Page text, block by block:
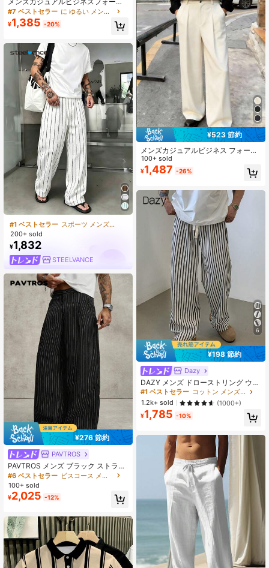
ルパンツ、ファッショナブルなミニ
マリストマルチユース スーツパンツ
#7 ベストセラー に ゆるい メンズスーツパンツ
¥1,385 -20%
#1 ベストセラー
スポーツ メンズパンツ
200+ sold
¥1,832
STEELVANCE
¥276 節約
PAVTROS
PAVTROS メンズ ブラック ストライ
プ パンツ、ルーズ ワイドレッグ ス
ーツ ズボン、カジュアル ファッショ
ン 汎用性のある ストレートレッグ
パンツ
#6 ベストセラー
ビスコース メンズパンツ
100+ sold
¥2,025 -12%
¥523 節約
メンズカジュアルビジネス フォーマ
ル ワイドレッグ ルーズスーツパン
ツ、多用途&ミニマリスト
100+ sold
¥1,487 -26%
6
¥198 節約
Dazy
DAZY メンズ ドローストリング ウエ
スト ポケット ストレート ルーズフ
ィット ストライプ パンツ 学校再
開、秋向け
#1 ベストセラー
コットン メンズパンツ
1.2k+ sold
(1000+)
¥1,785 -10%